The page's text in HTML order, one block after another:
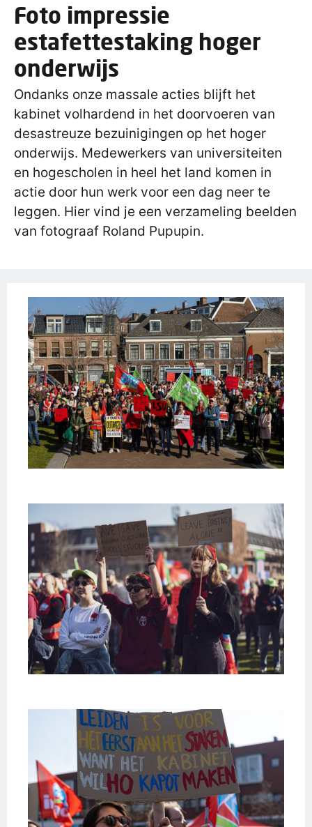
Foto impressie
estafettestaking hoger
onderwijs
Ondanks onze massale acties blijft het
kabinet volhardend in het doorvoeren van
desastreuze bezuinigingen op het hoger
onderwijs. Medewerkers van universiteiten
en hogescholen in heel het land komen in
actie door hun werk voor een dag neer te
leggen. Hier vind je een verzameling beelden
van fotograaf Roland Pupupin.